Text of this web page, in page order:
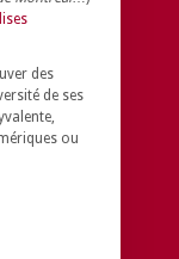
des
de ses
ou